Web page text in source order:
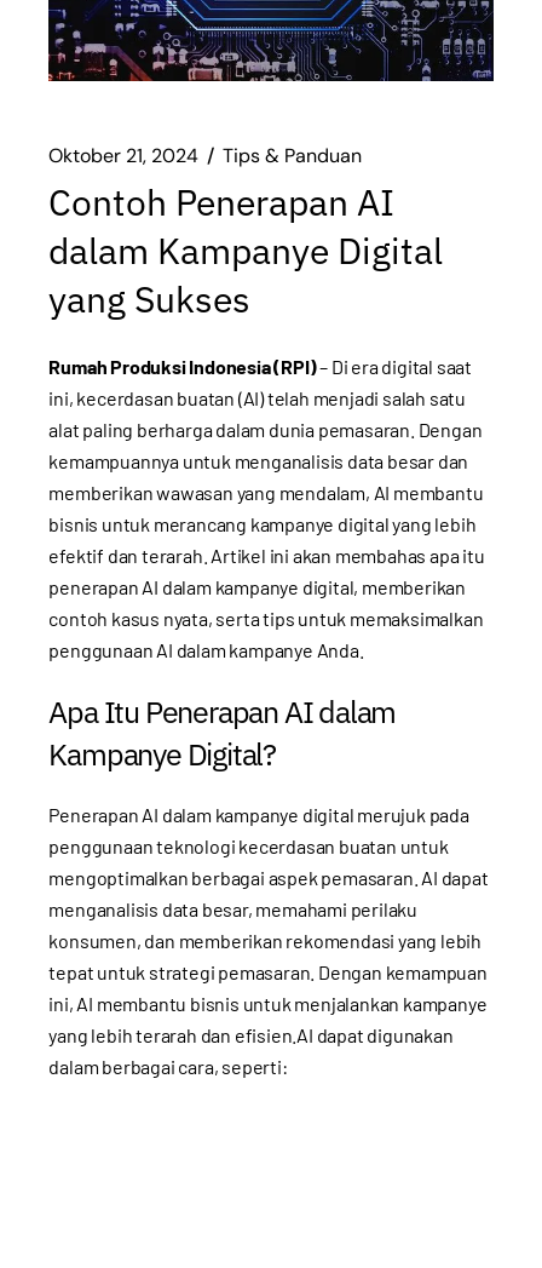
Oktober 21, 2024 Tips & Panduan
Contoh Penerapan AI
dalam Kampanye Digital
yang Sukses
Rumah Produksi Indonesia (RPI)– Di era digital saat
ini, kecerdasan buatan (AI) telah menjadi salah satu
alat paling berharga dalam dunia pemasaran. Dengan
kemampuannya untuk menganalisis data besar dan
memberikan wawasan yang mendalam, AI membantu
bisnis untuk merancang kampanye digital yang lebih
efektif dan terarah. Artikel ini akan membahas apa itu
penerapan AI dalam kampanye digital, memberikan
contoh kasus nyata, serta tips untuk memaksimalkan
penggunaan AI dalam kampanye Anda.
Apa Itu Penerapan AI dalam
Kampanye Digital?
Penerapan AI dalam kampanye digital merujuk pada
penggunaan teknologi kecerdasan buatan untuk
mengoptimalkan berbagai aspek pemasaran. AI dapat
menganalisis data besar, memahami perilaku
konsumen, dan memberikan rekomendasi yang lebih
tepat untuk strategi pemasaran. Dengan kemampuan
ini, AI membantu bisnis untuk menjalankan kampanye
yang lebih terarah dan efisien.AI dapat digunakan
dalam berbagai cara, seperti: